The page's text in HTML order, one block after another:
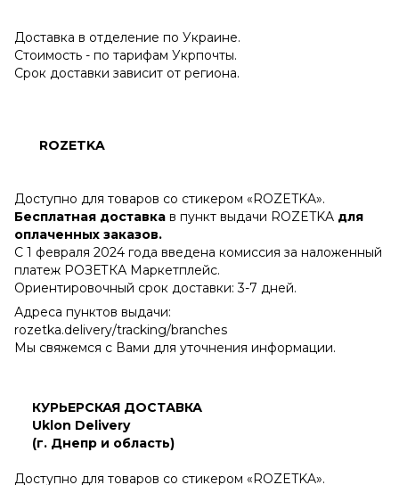
Доставка в отделение по Украине.
Стоимость - по тарифам Укрпочты.
Срок доставки зависит от региона.
ROZETKA
Доступно для товаров со стикером «ROZETKA».
Бесплатная доставка в пункт выдачи ROZETKA для
оплаченных заказов.
С 1 февраля 2024 года введена комиссия за наложенный
платеж РОЗЕТКА Маркетплейс.
Ориентировочный срок доставки: 3-7 дней.
Адреса пунктов выдачи:
rozetka.delivery/tracking/branches
Мы свяжемся с Вами для уточнения информации.
КУРЬЕРСКАЯ ДОСТАВКА
Uklon Delivery
(г. Днепр и область)
Доступно для товаров со стикером «ROZETKA».